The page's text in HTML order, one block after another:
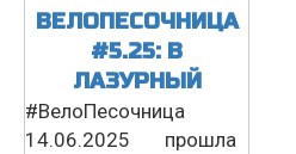
ВЕЛОПЕСОЧНИЦА
#5.25: В
ЛАЗУРНЫЙ
#ВелоПесочница
14.06.2025 прошла